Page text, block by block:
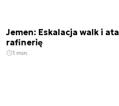
Jemen: Eskalacja walk i
rafinerię
1 min.